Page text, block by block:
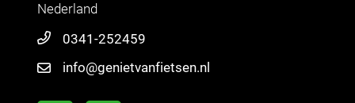
Nederland
0341-252459
info@genietvanfietsen.nl